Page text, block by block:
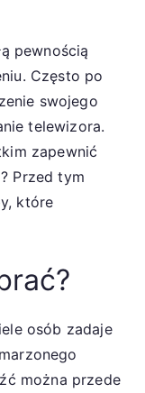
pewnością
Często po
swojego
telewizora.
zapewnić
Przed tym
które
osób zadaje
można przede